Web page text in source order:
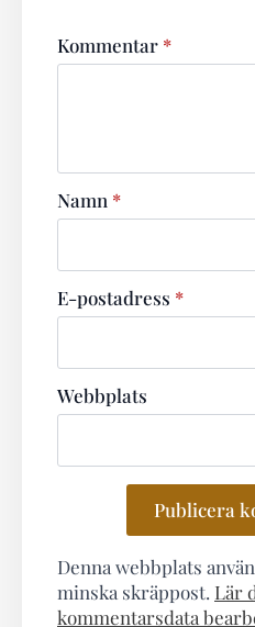
Kommentar *
Namn *
E-postadress *
Webbplats
Denna webbplats
minska skräppost. Lär
kommentarsdata